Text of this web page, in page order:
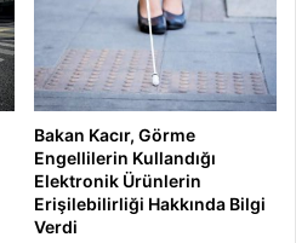
Bakan Kacır, Görme
Engellilerin Kullandığı
Elektronik Ürünlerin
Erişilebilirliği Hakkında Bilgi
Verdi